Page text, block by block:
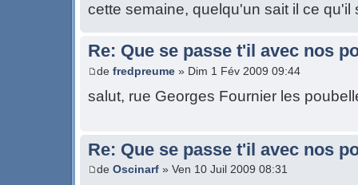
cette semaine, quelqu'un sait il ce qu'il
Re: Que se passe t'il avec nos
de fredpreume » Dim 1 Fév 2009 09:44
salut, rue Georges Fournier les
Re: Que se passe t'il avec nos
de Oscinarf » Ven 10 Juil 2009 08:31